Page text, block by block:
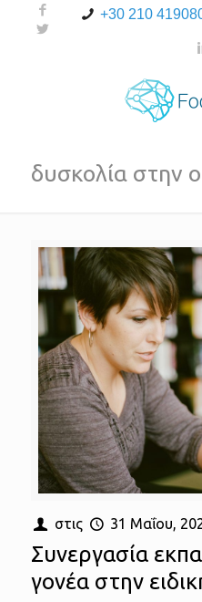
+30 210
δυσκολία στην
στις 31 Μαΐου,
Συνεργασία
γονέα στην